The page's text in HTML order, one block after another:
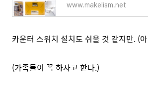
www.makelism.net
카운터 스위치 설치도 쉬울 것 같지만. (
(가족들이 꼭 하자고 한다.)